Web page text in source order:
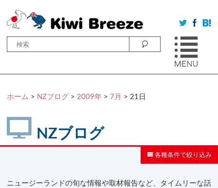
ホーム > NZブログ > 2009年 > 7月 > 21日
NZブログ
各種条件で絞り込み
ニュージーランドの旬な情報や取材報告など、タイムリーな話